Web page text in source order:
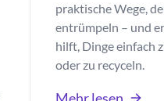
praktische Wege,
entrümpeln – und
hilft, Dinge einfach
oder zu recyceln.